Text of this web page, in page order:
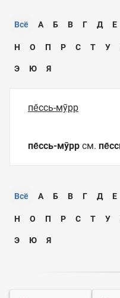
Всё А Б В Г Д Е
Н О П Р С Т У
Э Ю Я
пе̄ссь-мӯрр
пе̄ссь-мӯрр см.
Всё А Б В Г Д Е
Н О П Р С Т У
Э Ю Я